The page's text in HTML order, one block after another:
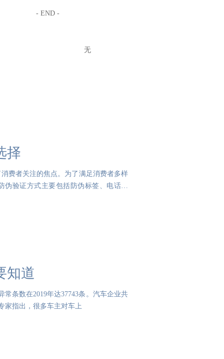
- END -
无
择
费者关注的焦点。为了满足消费者多样
伪验证方式主要包括防伪标签、电话查
知道
条数在2019年达37743条。汽车企业共
家指出，很多车主对车上